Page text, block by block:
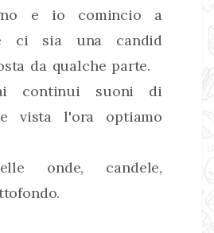
e io comincio a
ci sia una candid
da qualche parte.
continui suoni di
vista l'ora optiamo
onde, candele,